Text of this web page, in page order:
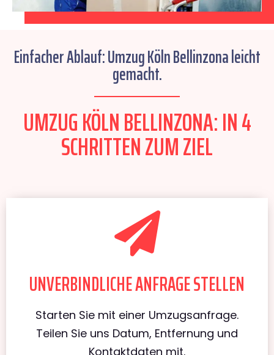
Einfacher Ablauf: Umzug Köln Bellinzona leicht
gemacht.
UMZUG KÖLN BELLINZONA: IN 4
SCHRITTEN ZUM ZIEL
UNVERBINDLICHE ANFRAGE STELLEN
Starten Sie mit einer Umzugsanfrage.
Teilen Sie uns Datum, Entfernung und
Kontaktdaten mit.